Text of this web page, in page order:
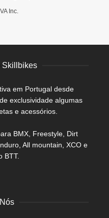
IVA Inc.
Skillbikes
em Portugal desde
exclusividade algumas
e acessórios.
BMX, Freestyle, Dirt
All mountain, XCO e
BTT.